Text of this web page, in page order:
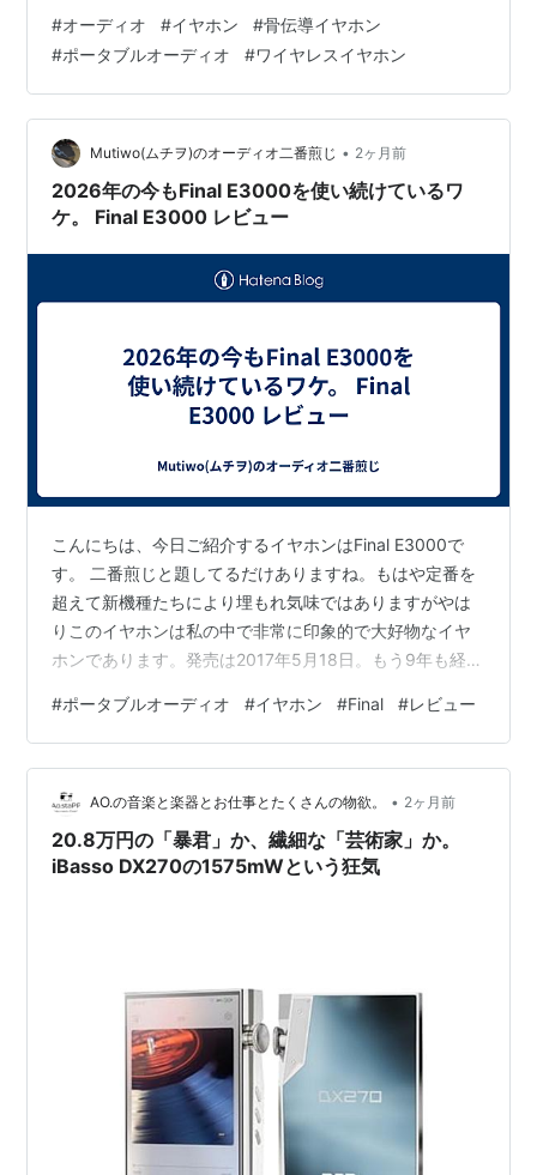
中華製品以外では、ごくごく一部のメーカーが販売する
に留まっている製品でもあります。 この記事では、なぜ
骨伝導イヤホンがイマイチ流行っていないのかを考察し
ていきたいと思います。
#オーディオ #イヤホン #骨伝導イヤホン
#ポータブルオーディオ #ワイヤレスイヤホン
Mutiwo(ムチヲ)のオーディオ二番煎じ • 2ヶ月前
2026年の今もFinal E3000を使い続けているワ
ケ。 Final E3000 レビュー
こんにちは、今日ご紹介するイヤホンはFinal E3000で
す。 二番煎じと題してるだけありますね。もはや定番を
超えて新機種たちにより埋もれ気味ではありますがやは
りこのイヤホンは私の中で非常に印象的で大好物なイヤ
ホンであります。発売は2017年5月18日。もう9年も経っ
りの方向性が違う2機種ですが、クラシックやオペラやジ
ャズなどを好んで聴く私にはE3000が非常に好ましく感
じます。昨今のポータブルオーディオの音作りからする
と「緩く」感じる方も多いでしょうが、その緩さこそ音
の豊かさであると私はかなり好意的に捉えています。 音
質について 端的に…
#ポータブルオーディオ #イヤホン #Final #レビュー
AO.の音楽と楽器とお仕事とたくさんの物欲。 • 2ヶ月前
20.8万円の「暴君」か、繊細な「芸術家」か。
iBasso DX270の1575mWという狂気